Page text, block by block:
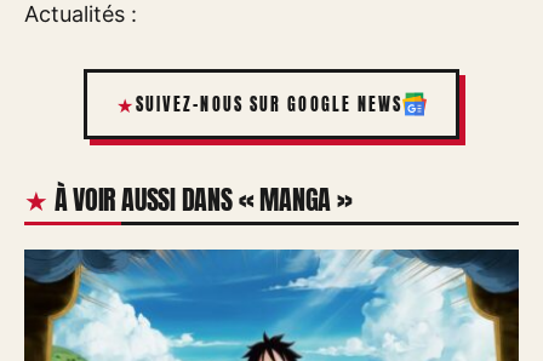
Actualités :
SUIVEZ-NOUS SUR GOOGLE NEWS
À VOIR AUSSI DANS « MANGA »